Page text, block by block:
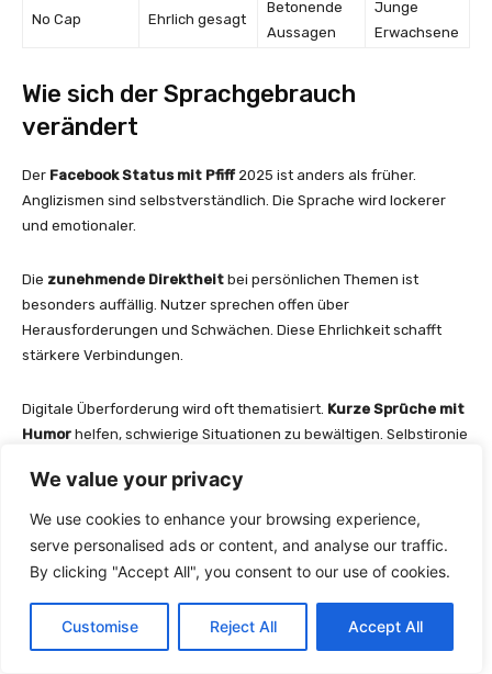
We value your privacy
We use cookies to enhance your browsing experience,
serve personalised ads or content, and analyse our traffic.
By clicking "Accept All", you consent to our use of cookies.
Customise Reject All Accept All
No Cap Ehrlich gesagt
Betonende
Aussagen
Junge
Erwachsene
Wie sich der Sprachgebrauch
verändert
Der Facebook Status mit Pfiff2025 ist anders als früher.
Anglizismen sind selbstverständlich. Die Sprache wird lockerer
und emotionaler.
Die zunehmende Direktheit bei persönlichen Themen ist
besonders auffällig. Nutzer sprechen offen über
Herausforderungen und Schwächen. Diese Ehrlichkeit schafft
stärkere Verbindungen.
Digitale Überforderung wird oft thematisiert. Kurze Sprüche mit
Humor helfen, schwierige Situationen zu bewältigen. Selbstironie
Die Entwicklung zeigt: Perfektion ist out,Authentizitätist in.
Menschen wollen sich mit echten Geschichten identifizieren.
Diese Veränderung prägt die gesamte Social-Media-
Personalisierung deiner